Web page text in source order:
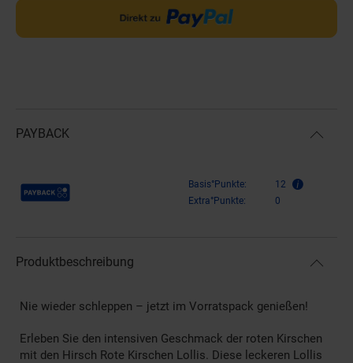
PAYBACK
Payback Punkte Basis°Punkte:
12
Extra°Punkte:
0
Produktbeschreibung
Nie wieder schleppen – jetzt im Vorratspack genießen!
Erleben Sie den intensiven Geschmack der roten Kirschen
mit den Hirsch Rote Kirschen Lollis. Diese leckeren Lollis